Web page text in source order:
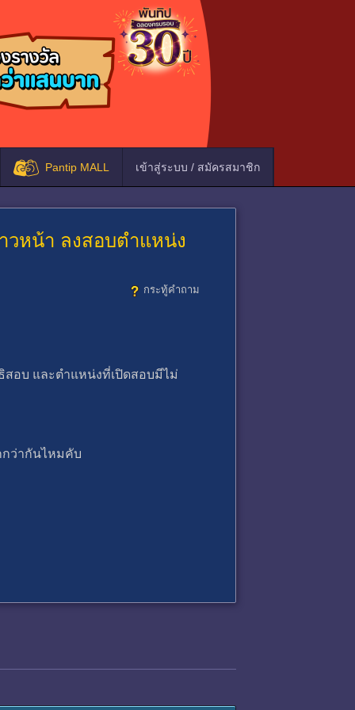
Pantip MALL เข้าสู่ระบบ / สมัครสมาชิก
วหน้า ลงสอบตำแหน่ง
กระทู้คำถาม
สอบ และตำแหน่งที่เปิดสอบมีไม่
ว่ากันไหมคับ